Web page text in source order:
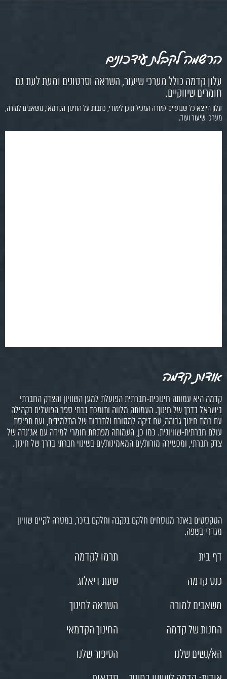
הרשמה לקבלת עידכונים
עלון קדמה כולל מערכי שיעור, השראה וסרטונים ומעת לעת גם
חומרים שיווקיים.
עלון היוצא כל שבועיים למורה המכיל תוכן לימודי, כתבות על החינוך הקדמאי, משאבים למורה,
מערכי שיעור ועוד.
אודות קדמה
קדמה היא עמותה חינוכית-חברתית הפועלת למען השוויון והצדק החברתי
בישראל בדרך של חינוך. העמותה מלווה ותומכת בבתי ספר הפועלים בקהילה
עם רמת חינוך גבוהה, עם זיקה למסורת ולתרבות של התלמידים, ועם תפיסת
עולם חברתית-שוויונית. כמו כן, העמותה מפתחת חומרי למידה עם אג'נדה של
צדק חברתי, ומכשירה מורות/ים המאמינות/ים בשינוי חברתי בדרך של חינוך.
הטקסטים באתר מנוסחים חלקם בנקבה וחלקם בזכר, במטרה לקיים שוויון
מגדרי בשפה.
דף בית
תרמו לקדמה
כנס קדמה
שעת דיאלוג
משאבים למורה
השראה לחינוך
החנות של קדמה
החינוך הקדמאי
הא/נשים שלנו
הסיפור שלנו